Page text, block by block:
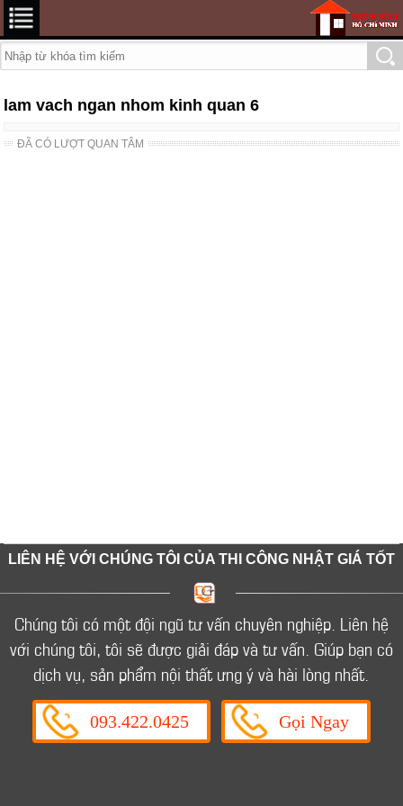
lam vach ngan nhom kinh quan 6
ĐÃ CÓ LƯỢT QUAN TÂM
LIÊN HỆ VỚI CHÚNG TÔI CỦA THI CÔNG NHẬT GIÁ TỐT
Chúng tôi có một đội ngũ tư vấn chuyên nghiệp. Liên hệ
với chúng tôi, tôi sẽ được giải đáp và tư vấn. Giúp bạn có
dịch vụ, sản phẩm nội thất ưng ý và hài lòng nhất.
093.422.0425 Gọi Ngay